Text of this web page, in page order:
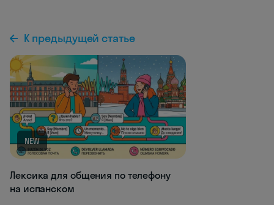
К предыдущей статье
NEW
Лексика для общения по телефону
на испанском